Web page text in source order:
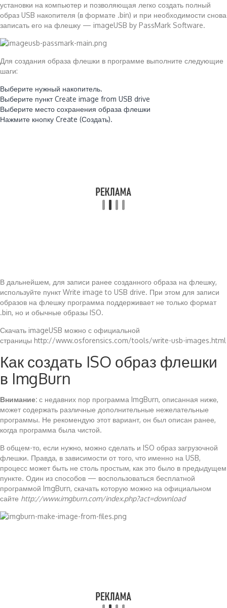
установки на компьютер и позволяющая легко создать полный
образ USB накопителя (в формате .bin) и при необходимости снова
записать его на флешку — imageUSB by PassMark Software.
Для создания образа флешки в программе выполните следующие
шаги:
Выберите нужный накопитель.
Выберите пункт Create image from USB drive
Выберите место сохранения образа флешки
Нажмите кнопку Create (Создать).
В дальнейшем, для записи ранее созданного образа на флешку,
используйте пункт Write image to USB drive. При этом для записи
образов на флешку программа поддерживает не только формат
.bin, но и обычные образы ISO.
Скачать imageUSB можно с официальной
страницы http://www.osforensics.com/tools/write-usb-images.html
Как создать ISO образ флешки
в ImgBurn
Внимание: с недавних пор программа ImgBurn, описанная ниже,
может содержать различные дополнительные нежелательные
программы. Не рекомендую этот вариант, он был описан ранее,
когда программа была чистой.
В общем-то, если нужно, можно сделать и ISO образ загрузочной
флешки. Правда, в зависимости от того, что именно на USB,
процесс может быть не столь простым, как это было в предыдущем
пункте. Один из способов — воспользоваться бесплатной
программой ImgBurn, скачать которую можно на официальном
сайте http://www.imgburn.com/index.php?act=download